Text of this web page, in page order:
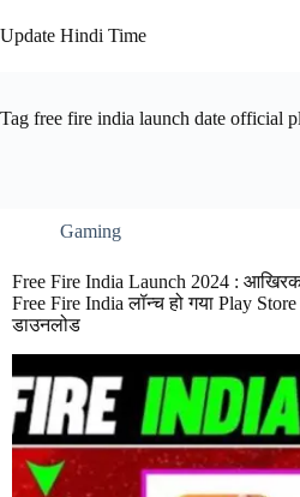
to
content
Update Hindi Time
Tag free fire india launch date official
Gaming
Free Fire India Launch 2024 :
Free Fire India लॉन्च हो गया Play
डाउनलोड